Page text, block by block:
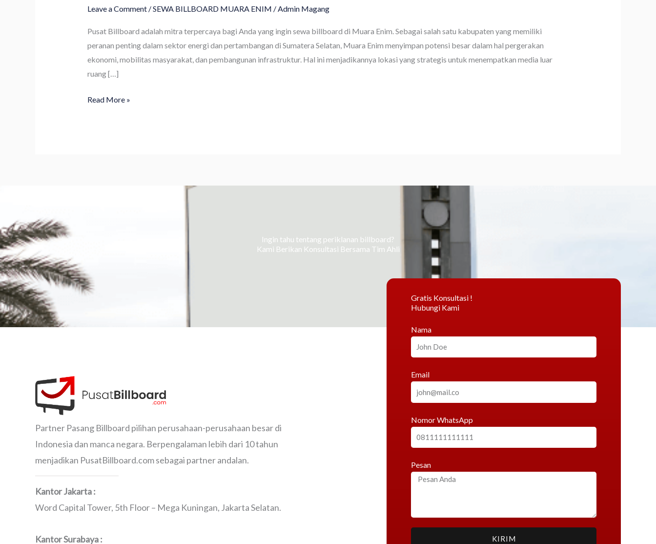
Leave a Comment /SEWA BILLBOARD MUARA ENIM /Admin Magang
Pusat Billboard adalah mitra terpercaya bagi Anda yang ingin sewa billboard di Muara Enim. Sebagai salah satu kabupaten yang memiliki
peranan penting dalam sektor energi dan pertambangan di Sumatera Selatan, Muara Enim menyimpan potensi besar dalam hal pergerakan
ekonomi, mobilitas masyarakat, dan pembangunan infrastruktur. Hal ini menjadikannya lokasi yang strategis untuk menempatkan media luar
ruang […]
Read More »
Ingin tahu tentang periklanan billboard?
Kami Berikan Konsultasi Bersama Tim Ahli
Partner Pasang Billboard pilihan perusahaan-perusahaan besar di
Indonesia dan manca negara. Berpengalaman lebih dari 10 tahun
menjadikan PusatBillboard.com sebagai partner andalan.
Kantor Jakarta :
Word Capital Tower, 5th Floor – Mega Kuningan, Jakarta Selatan.
Kantor Surabaya :
Gratis Konsultasi !
Hubungi Kami
Nama
Email
Nomor WhatsApp
Pesan
KIRIM